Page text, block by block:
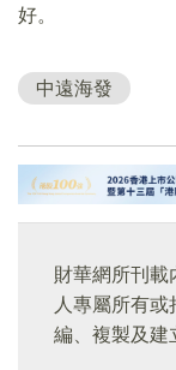
好。
中遠海發
財華網所刊載
人專屬所有
編、複製及建